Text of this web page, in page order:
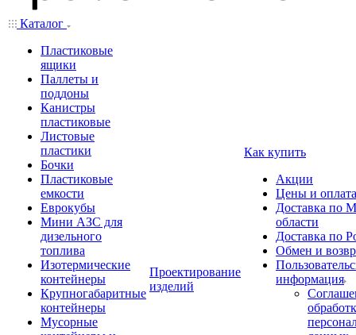
Каталог
Пластиковые
ящики
Паллеты и
поддоны
Канистры
пластиковые
Листовые
пластики
Бочки
Пластиковые
емкости
Еврокубы
Мини АЗС для
дизельного
топлива
Изотермические
контейнеры
Крупногабаритные
контейнеры
Мусорные
Проектирование
изделий
Как купить
Акции
Цены и оплата
Доставка по
области
Доставка по
Обмен и
информация